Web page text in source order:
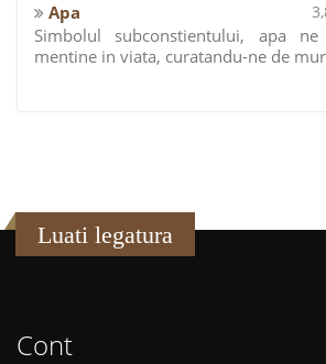
Apa
Simbolul subconstientului, apa
mentine in viata, curatandu-ne de
Luati legatura
Cont